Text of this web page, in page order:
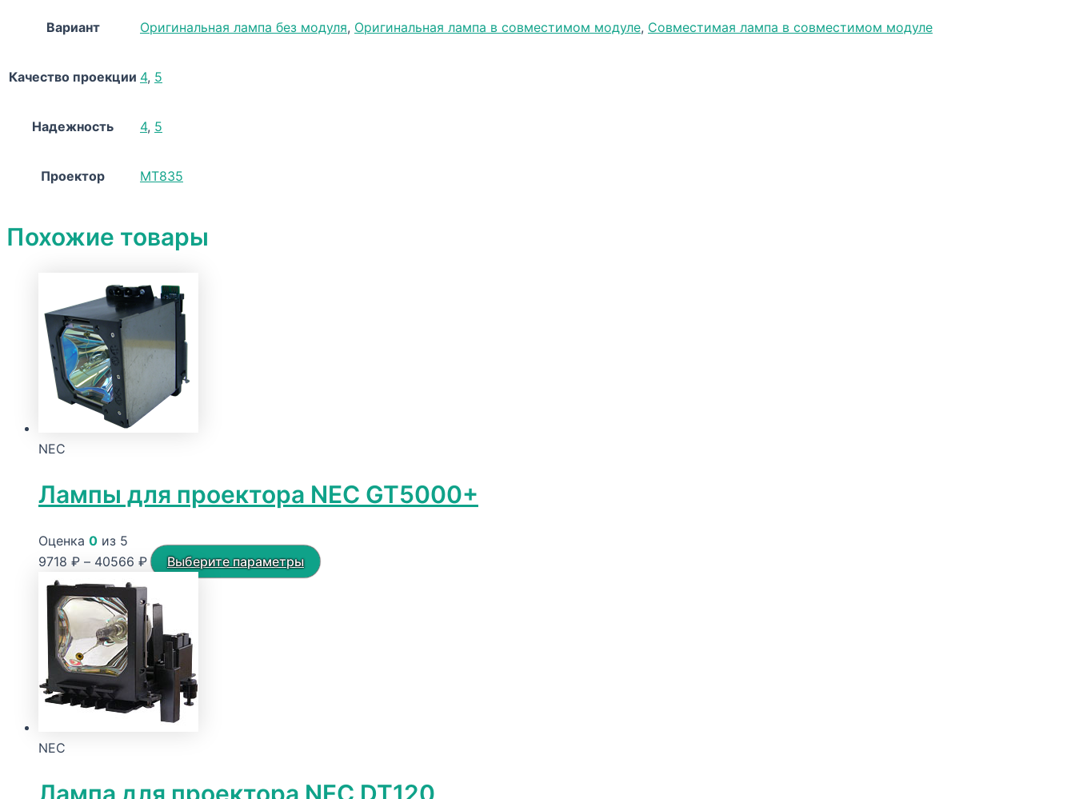
Вариант Оригинальная лампа без модуля, Оригинальная лампа в совместимом модуле, Совместимая лампа в совместимом модуле
Качество проекции 4, 5
Надежность 4, 5
Проектор MT835
Похожие товары
NEC
Лампы для проектора NEC GT5000+
Оценка 0 из 5
9718 ₽ – 40566 ₽Диапазон
9718 ₽
–
40566 ₽
Выберите параметры
Этот
NEC